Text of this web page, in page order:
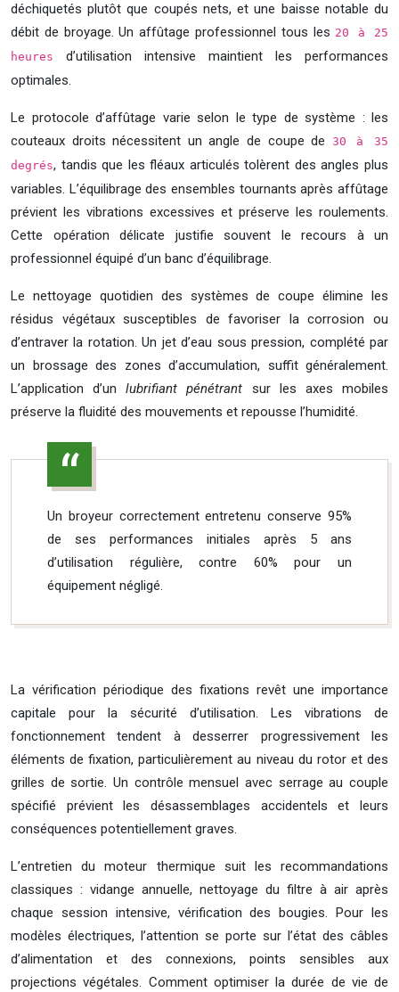
déchiquetés plutôt que coupés nets, et une baisse notable du
débit de broyage. Un affûtage professionnel tous les 20 à 25
heures
d’utilisation intensive maintient les performances
optimales.
Le protocole d’affûtage varie selon le type de système : les
couteaux droits nécessitent un angle de coupe de 30 à 35
degrés, tandis que les fléaux articulés tolèrent des angles plus
variables. L’équilibrage des ensembles tournants après affûtage
prévient les vibrations excessives et préserve les roulements.
Cette opération délicate justifie souvent le recours à un
professionnel équipé d’un banc d’équilibrage.
Le nettoyage quotidien des systèmes de coupe élimine les
résidus végétaux susceptibles de favoriser la corrosion ou
d’entraver la rotation. Un jet d’eau sous pression, complété par
un brossage des zones d’accumulation, suffit généralement.
L’application d’unlubrifiant pénétrant sur les axes mobiles
préserve la fluidité des mouvements et repousse l’humidité.
Un broyeur correctement entretenu conserve 95%
de ses performances initiales après 5 ans
d’utilisation régulière, contre 60% pour un
équipement négligé.
La vérification périodique des fixations revêt une importance
capitale pour la sécurité d’utilisation. Les vibrations de
fonctionnement tendent à desserrer progressivement les
éléments de fixation, particulièrement au niveau du rotor et des
grilles de sortie. Un contrôle mensuel avec serrage au couple
spécifié prévient les désassemblages accidentels et leurs
conséquences potentiellement graves.
L’entretien du moteur thermique suit les recommandations
classiques : vidange annuelle, nettoyage du filtre à air après
chaque session intensive, vérification des bougies. Pour les
modèles électriques, l’attention se porte sur l’état des câbles
d’alimentation et des connexions, points sensibles aux
projections végétales. Comment optimiser la durée de vie de